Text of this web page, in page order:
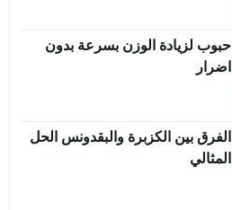
حبوب لزيادة الوزن بسرعة بدون
اضرار
الفرق بين الكزبرة والبقدونس الحل
المثالي